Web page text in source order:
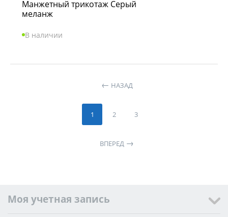
Манжетный трикотаж Серый
меланж
В наличии
НАЗАД
1 2 3
ВПЕРЕД
Моя учетная запись